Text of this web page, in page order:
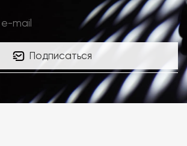
Подписаться